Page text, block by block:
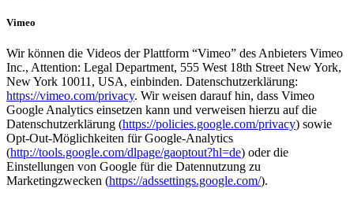
Vimeo
Wir können die Videos der Plattform “Vimeo” des Anbieters Vimeo
Inc., Attention: Legal Department, 555 West 18th Street New York,
New York 10011, USA, einbinden. Datenschutzerklärung:
https://vimeo.com/privacy. Wir weisen darauf hin, dass Vimeo
Google Analytics einsetzen kann und verweisen hierzu auf die
Datenschutzerklärung (https://policies.google.com/privacy) sowie
Opt-Out-Möglichkeiten für Google-Analytics
(http://tools.google.com/dlpage/gaoptout?hl=de) oder die
Einstellungen von Google für die Datennutzung zu
Marketingzwecken (https://adssettings.google.com/).